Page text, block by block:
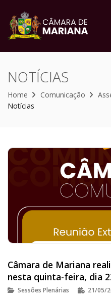
NOTÍCIAS
Home Comunicação
Notícias
Câmara de Mariana
nesta quinta-feira, dia
Sessões Plenárias 21/05/